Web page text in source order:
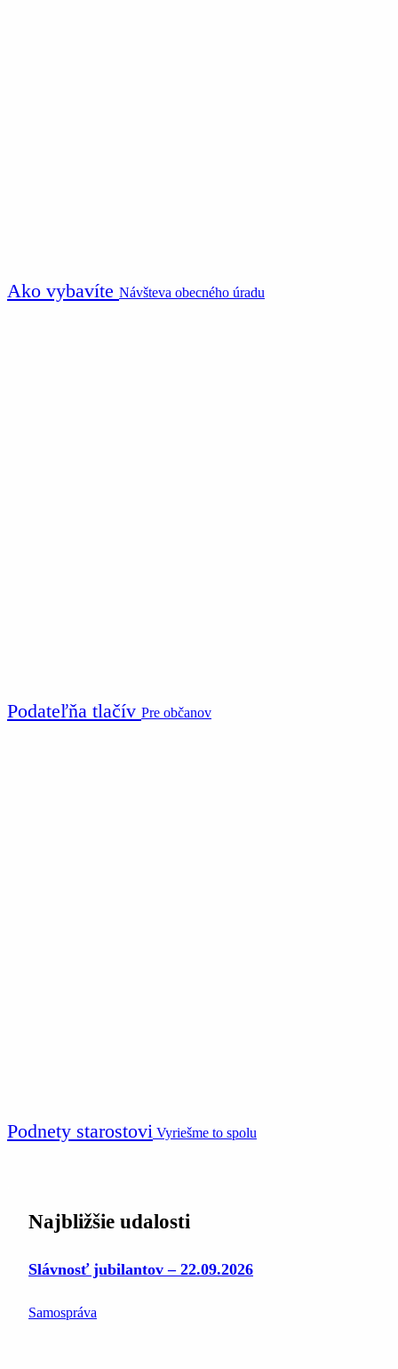
Ako vybavíte Návšteva obecného úradu
Podateľňa tlačív Pre občanov
Podnety starostovi Vyriešme to spolu
Najbližšie udalosti
Slávnosť jubilantov – 22.09.2026
Samospráva